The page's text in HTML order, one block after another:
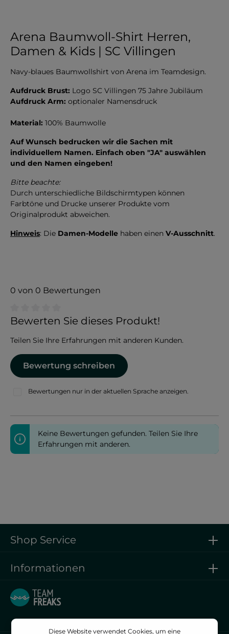
Arena Baumwoll-Shirt Herren,
Damen & Kids | SC Villingen
Navy-blaues Baumwollshirt von Arena im Teamdesign.
Aufdruck Brust: Logo SC Villingen 75 Jahre Jubiläum
Aufdruck Arm: optionaler Namensdruck
Material: 100% Baumwolle
Auf Wunsch bedrucken wir die Sachen mit
individuellem Namen. Einfach oben "JA" auswählen
und den Namen eingeben!
Bitte beachte:
Durch unterschiedliche Bildschirmtypen können
Farbtöne und Drucke unserer Produkte vom
Originalprodukt abweichen.
Hinweis: Die Damen-Modelle haben einen V-Ausschnitt.
0 von 0 Bewertungen
Durchschnittliche Bewertung von 0 von 5 Sternen
Bewerten Sie dieses Produkt!
Teilen Sie Ihre Erfahrungen mit anderen Kunden.
Bewertung schreiben
Bewertungen nur in der aktuellen Sprache anzeigen.
Keine Bewertungen gefunden. Teilen Sie Ihre
Erfahrungen mit anderen.
Shop Service
Informationen
Diese Website verwendet Cookies, um eine